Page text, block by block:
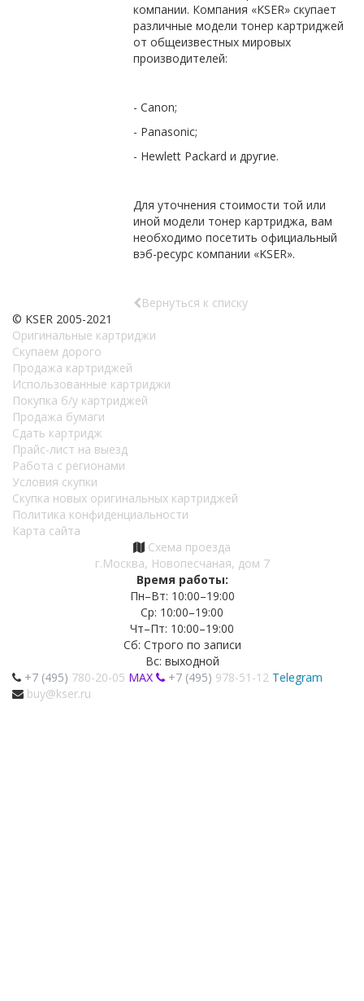
компании. Компания «KSER» скупает
различные модели тонер картриджей
от общеизвестных мировых
производителей:
- Canon;
- Panasonic;
- Hewlett Packardи другие.
Для уточнения стоимости той или
иной модели тонер картриджа, вам
необходимо посетить официальный
вэб-ресурс компании «KSER».
Вернуться к списку
© KSER 2005-2021
Оригинальные картриджи
Скупаем дорого
Продажа картриджей
Использованные картриджи
Покупка б/у картриджей
Продажа бумаги
Сдать картридж
Прайс-лист на выезд
Работа с регионами
Условия скупки
Скупка новых оригинальных картриджей
Политика конфиденциальности
Карта сайта
Схема проезда
г.Москва, Новопесчаная, дом 7
Время работы:
Пн–Вт: 10:00–19:00
Ср: 10:00–19:00
Чт–Пт: 10:00–19:00
Сб: Строго по записи
Вс: выходной
+7 (495) 780-20-05 MAX +7 (495) 978-51-12 Telegram
buy@kser.ru